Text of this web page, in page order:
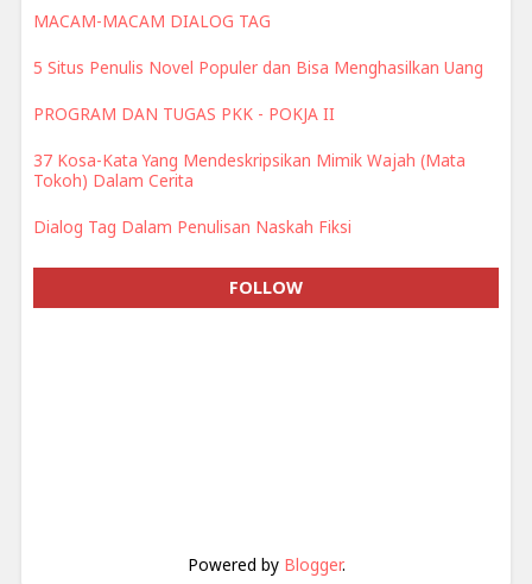
MACAM-MACAM DIALOG TAG
5 Situs Penulis Novel Populer dan Bisa Menghasilkan Uang
PROGRAM DAN TUGAS PKK - POKJA II
37 Kosa-Kata Yang Mendeskripsikan Mimik Wajah (Mata
Tokoh) Dalam Cerita
Dialog Tag Dalam Penulisan Naskah Fiksi
FOLLOW
Powered by Blogger.